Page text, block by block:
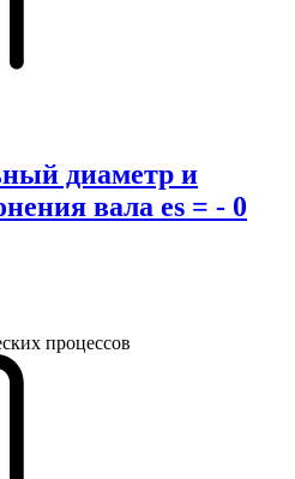
диаметр и
вала es = - 0
процессов